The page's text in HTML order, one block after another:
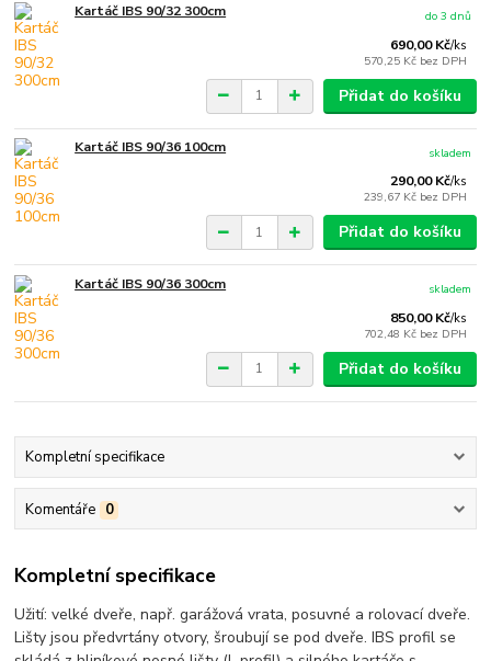
Kartáč IBS 90/32 300cm
690,00 Kč/ks
570,25 Kč bez DPH
do 3 dnů
Přidat do košíku
Kartáč IBS 90/36 100cm
290,00 Kč/ks
239,67 Kč bez DPH
skladem
Přidat do košíku
Kartáč IBS 90/36 300cm
850,00 Kč/ks
702,48 Kč bez DPH
skladem
Přidat do košíku
Kompletní specifikace
Komentáře 0
Kompletní specifikace
Užití: velké dveře, např. garážová vrata, posuvné a rolovací dveře.
Lišty jsou předvrtány otvory, šroubují se pod dveře. IBS profil se